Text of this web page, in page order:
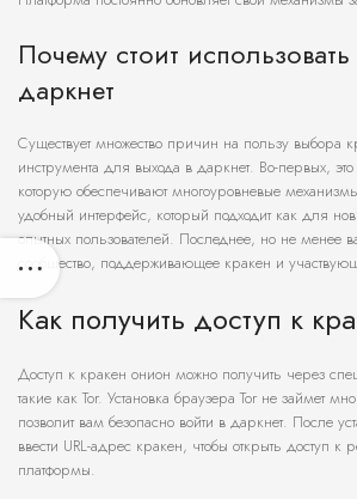
Почему стоит использовать
даркнет
Существует множество причин на пользу выбора
инструмента для выхода в даркнет. Во-первых,
которую обеспечивают многоуровневые
удобный интерфейс, который подходит как для
опытных пользователей. Последнее, но не менее
сообщество, поддерживающее кракен и
Как получить доступ к
Доступ к кракен онион можно получить через
такие как Tor. Установка браузера Tor не займет
позволит вам безопасно войти в даркнет. После
ввести URL-адрес кракен, чтобы открыть доступ к
платформы.